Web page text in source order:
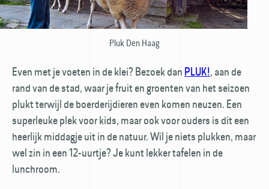
Pluk Den Haag
Even met je voeten in de klei? Bezoek dan PLUK!, aan de
rand van de stad, waar je fruit en groenten van het seizoen
plukt terwijl de boerderij­dieren even komen neuzen. Een
superleuke plek voor kids, maar ook voor ouders is dit een
heerlijk middagje uit in de natuur. Wil je niets plukken, maar
wel zin in een 12-uurtje? Je kunt lekker tafelen in de
lunchroom.